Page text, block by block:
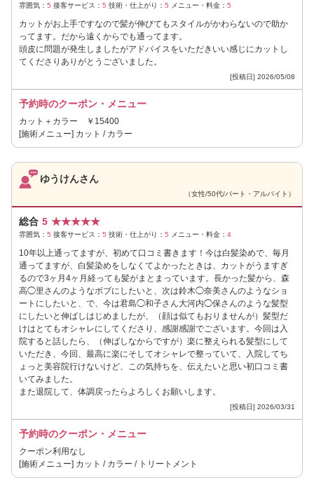
雰囲気： 5 接客サービス： 5 技術・仕上がり： 5 メニュー・料金： 5
カットがお上手ですなので髪が伸びてもスタイルがかわらないので助か
ってます。だから遠くからでも通ってます。
頭皮に問題が発生しましたがアドバイスをいただきいい感じにカットし
てくださりありがとうございました。
[投稿日] 2026/05/08
予約時のクーポン・メニュー
カット＋カラー ￥15400
[施術メニュー] カット / カラー
ゆうけんさん
（女性/50代/パート・アルバイト）
総合 5 ★★★★★
雰囲気： 5 接客サービス： 5 技術・仕上がり： 5 メニュー・料金： 4
10年以上通ってますが、初めて口コミ書きます！今は白髪染めで、毎月
通ってますが、白髪染めをしなくてよかったときは、カットがうますぎ
るので3ヶ月4ヶ月経っても髪がまとまっています。長かった髪から、森
高◯里さんのようなボブにしたいと、次は鈴木◯奈美さんのようなショ
ートにしたいと、で、今は君島◯和子さん大河内◯保さんのような髪型
にしたいと伸ばしはじめましたが、（顔は似てもおりませんが）髪型だ
けはとてもオシャレにしてくださり、感謝感謝でございます。今回は入
院すると話したら、（伸ばしなからですが）楽に整えられる髪型にして
いただき、今回、最高に楽にそしてオシャレで整っていて、入院してち
ょっと美容院行けないけど、この気持ちを、伝えたいと思い初口コミ書
いてみました。
また退院して、体調戻ったらよろしくお願いします。
[投稿日] 2026/03/31
予約時のクーポン・メニュー
クーポン利用なし
[施術メニュー] カット / カラー / トリートメント